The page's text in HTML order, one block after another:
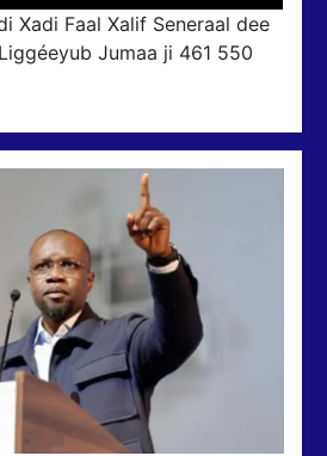
Xadi Faal Xalif Seneraal dee
Jumaa ji 461 550